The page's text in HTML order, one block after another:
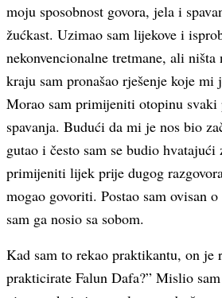
moju sposobnost govora, jela i
žućkast. Uzimao sam lijekove i
nekonvencionalne tretmane, ali
kraju sam pronašao rješenje koje mi
Morao sam primijeniti otopinu
spavanja. Budući da mi je nos bio
gutao i često sam se budio
primijeniti lijek prije dugog
mogao govoriti. Postao sam ovisan
sam ga nosio sa sobom.
Kad sam to rekao praktikantu, on je
prakticirate Falun Dafa?” Mislio